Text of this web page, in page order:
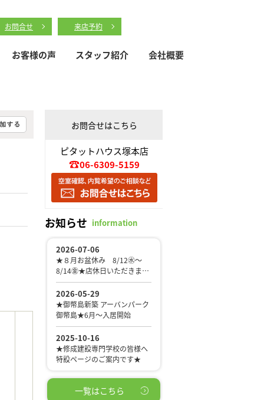
お問合せ 来店予約
お客様の声 スタッフ紹介 会社概要
お問合せはこちら
ピタットハウス塚本店
06-6309-5159
お知らせ information
一覧はこちら